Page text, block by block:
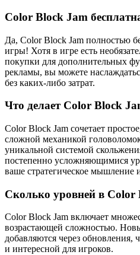
Color Block Jam
Да, Color Block Jam полностью
игры! Хотя в игре есть
покупки для дополнительных
рекламы, вы можете
без каких-либо затрат.
Что делает Color Block
Color Block Jam сочетает
сложной механикой
уникальной системой
постепенно усложняющимися
ваше стратегическое мышление
Сколько уровней в Color
Color Block Jam включает
возрастающей сложностью.
добавляются через обновления,
и интересной для игроков.